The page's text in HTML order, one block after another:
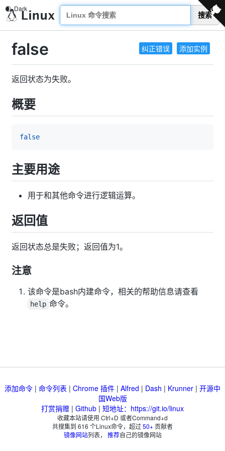
搜索
纠正错误 添加实例
false
返回状态为失败。
概要
false
主要用途
用于和其他命令进行逻辑运算。
返回值
返回状态总是失败；返回值为1。
注意
该命令是bash内建命令，相关的帮助信息请查看
help 命令。
添加命令 | 命令列表 | Chrome 插件 | Alfred | Dash | Krunner | 开源中
国Web版
打赏捐赠 | Github | 短地址：https://git.io/linux
收藏本站请使用 Ctrl+D 或者Command+d
共搜集到 616 个Linux命令，超过50+贡献者
镜像网站列表， 推荐自己的镜像网站